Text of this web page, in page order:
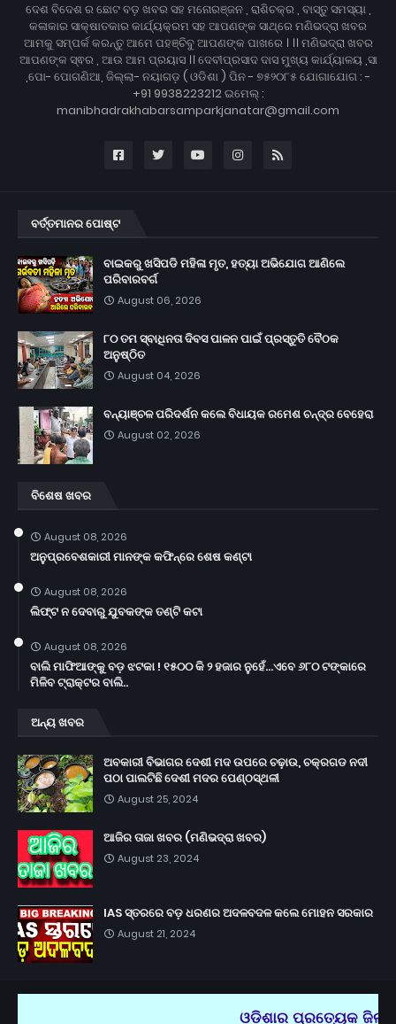
ଦେଶ ବିଦେଶ ର ଛୋଟ ବଡ଼ ଖବର ସହ ମନୋରଞ୍ଜନ , ରାଶିଚକ୍ର , ବାସ୍ତୁ ସମସ୍ୟା ,
କଳାକାର ସାକ୍ଷାତକାର କାର୍ଯ୍ୟକ୍ରମ ସହ ଆପଣଙ୍କ ସାଥ୍‌ରେ ମଣିଭଦ୍ରା ଖବର
ଆମକୁ ସମ୍ପର୍କ କରନ୍ତୁ ଆମେ ପହଞ୍ଚିବୁ ଆପଣଙ୍କ ପାଖରେ । ।। ମଣିଭଦ୍ରା ଖବର
ଆପଣଙ୍କ ସ୍ଵର , ଆଉ ଆମ ପ୍ରୟାସ ।। ଦେବୀପ୍ରସାଦ ଦାସ ମୁଖ୍ୟ କାର୍ଯ୍ୟାଳୟ ,ସା
,ପୋ- ପୋଗଣିଆ, ଜିଲ୍ଲା- ନୟାଗଡ଼ ( ଓଡିଶା ) ପିନ - ୭୫୨୦୮୫ ଯୋଗାଯୋଗ : -
+91 9938223212 ଇମେଲ୍ :
manibhadrakhabarsamparkjanatar@gmail.com
ବର୍ତ୍ତମାନର ପୋଷ୍ଟ
ବାଇକରୁ ଖସିପଡି ମହିଳା ମୃତ, ହତ୍ୟା ଅଭିଯୋଗ ଆଣିଲେ
ପରିବାରବର୍ଗ
August 06, 2026
୮୦ ତମ ସ୍ବାଧିନତା ଦିବସ ପାଳନ ପାଇଁ ପ୍ରସ୍ତୁତି ବୈଠକ
ଅନୁଷ୍ଠିତ
August 04, 2026
ବନ୍ୟାଞ୍ଚଳ ପରିଦର୍ଶନ କଲେ ବିଧାୟକ ରମେଶ ଚନ୍ଦ୍ର ବେହେରା
August 02, 2026
ବିଶେଷ ଖବର
August 08, 2026
ଅନୁପ୍ରବେଶକାରୀ ମାନଙ୍କ କଫିନ୍‌ରେ ଶେଷ କଣ୍ଟା
August 08, 2026
ଲିଫ୍ଟ ନ ଦେବାରୁ ଯୁବକଙ୍କ ତଣ୍ଟି କଟା
August 08, 2026
ବାଲି ମାଫିଆଙ୍କୁ ବଡ଼ ଝଟକା ! ୧୫୦୦ କି ୨ ହଜାର ନୁହେଁ...ଏବେ ୬୮୦ ଟଙ୍କାରେ
ମିଳିବ ଟ୍ରାକ୍ଟର ବାଲି..
ଅନ୍ୟ ଖବର
ଅବକାରୀ ବିଭାଗର ଦେଶୀ ମଦ ଉପରେ ଚଢ଼ାଉ, ଚକ୍ରଗଡ ନଦୀ
ପଠା ପାଲଟିଛି ଦେଶୀ ମଦର ପେଣ୍ଠସ୍ଥଳୀ
August 25, 2024
ଆଜିର ତାଜା ଖବର (ମଣିଭଦ୍ରା ଖବର)
August 23, 2024
IAS ସ୍ତରରେ ବଡ଼ ଧରଣର ଅଦଳବଦଳ କଲେ ମୋହନ ସରକାର
August 21, 2024
ଓଡ଼ିଶାର ପ୍ରତ୍ୟେକ ଜିଲ୍ଲା